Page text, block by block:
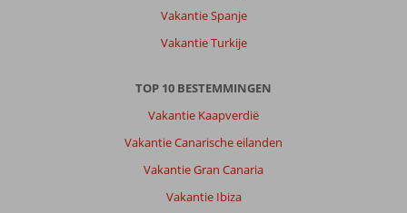
Vakantie Spanje
Vakantie Turkije
TOP 10 BESTEMMINGEN
Vakantie Kaapverdië
Vakantie Canarische eilanden
Vakantie Gran Canaria
Vakantie Ibiza